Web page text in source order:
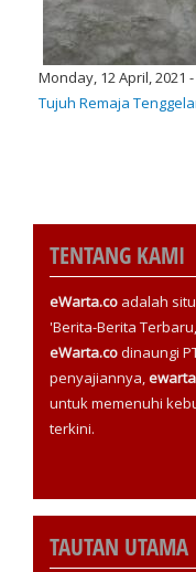
Monday, 12 April, 2021 -
Tujuh Remaja
TENTANG KAMI
eWarta.co adalah
'Berita-Berita
eWarta.codinaungi
penyajiannya,
untuk memenuhi
terkini.
TAUTAN UTAMA